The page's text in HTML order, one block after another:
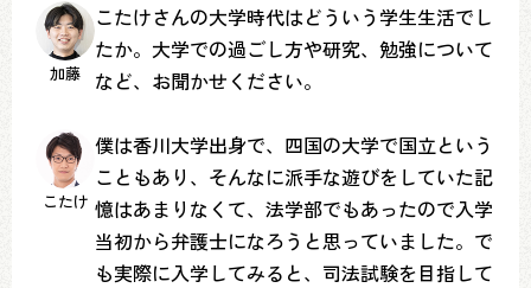
加藤
こたけさんの大学時代はどういう学生生活でし
たか。大学での過ごし方や研究、勉強について
など、お聞かせください。
こたけ
僕は香川大学出身で、四国の大学で国立という
こともあり、そんなに派手な遊びをしていた記
憶はあまりなくて、法学部でもあったので入学
当初から弁護士になろうと思っていました。で
も実際に入学してみると、司法試験を目指して